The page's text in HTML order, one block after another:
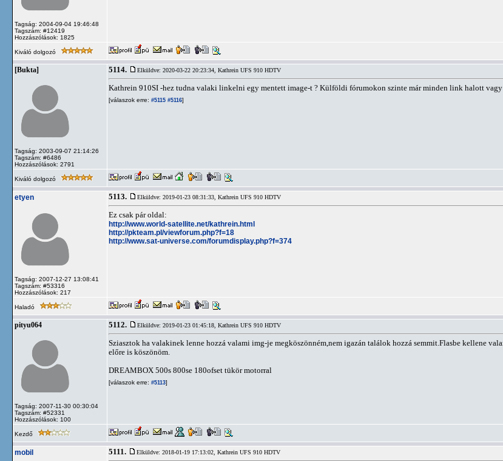
Tagság: 2004-09-04 19:46:48
Tagszám: #12419
Hozzászólások: 1825
Kiváló dolgozó
[Bukta]
Tagság: 2003-09-07 21:14:26
Tagszám: #6486
Hozzászólások: 2791
5114. Elküldve: 2020-03-22 20:23:34, Kathrein UFS 910 HDTV
Kathrein 910SI -hez tudna valaki linkelni egy mentett image-t ? Külföldi fórumokon szinte már minden link halott vagy
[válaszok erre: #5115 #5116]
Kiváló dolgozó
etyen
Tagság: 2007-12-27 13:08:41
Tagszám: #53316
Hozzászólások: 217
5113. Elküldve: 2019-01-23 08:31:33, Kathrein UFS 910 HDTV
Ez csak pár oldal:
http://www.world-satellite.net/kathrein.html
http://pkteam.pl/viewforum.php?f=18
http://www.sat-universe.com/forumdisplay.php?f=374
Haladó
pityu064
Tagság: 2007-11-30 00:30:04
Tagszám: #52331
Hozzászólások: 100
5112. Elküldve: 2019-01-23 01:45:18, Kathrein UFS 910 HDTV
Sziasztok ha valakinek lenne hozzá valami img-je megköszönném,nem igazán találok hozzá semmit.Flasbe kellene
előre is köszönöm.
DREAMBOX 500s 800se 180ofset tükör motorral
[válaszok erre: #5113]
Kezdő
mobil 5111. Elküldve: 2018-01-19 17:13:02, Kathrein UFS 910 HDTV